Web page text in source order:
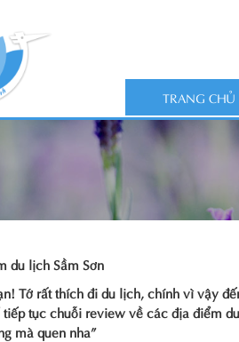
TRANG CHỦ
du lịch Sầm Sơn
Tớ rất thích đi du lịch, chính vì vậy
tiếp tục chuỗi review về các địa điểm
mà quen nha”